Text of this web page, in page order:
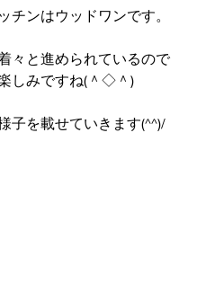
チンはウッドワンです。
々と進められているので
しみですね(＾◇＾)
子を載せていきます(^^)/